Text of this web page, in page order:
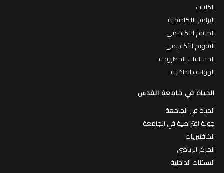
الكليات
البرامج الاكاديمية
الطاقم الاكاديمي
التقويم الأكاديمي
المساقات المطروحة
الهواتف الداخلية
الحياة في جامعة القدس
الحياة في الجامعة
جولة افتراضية في الجامعة
الكافتيريات
المركز الرياضي
السكنات الداخلية